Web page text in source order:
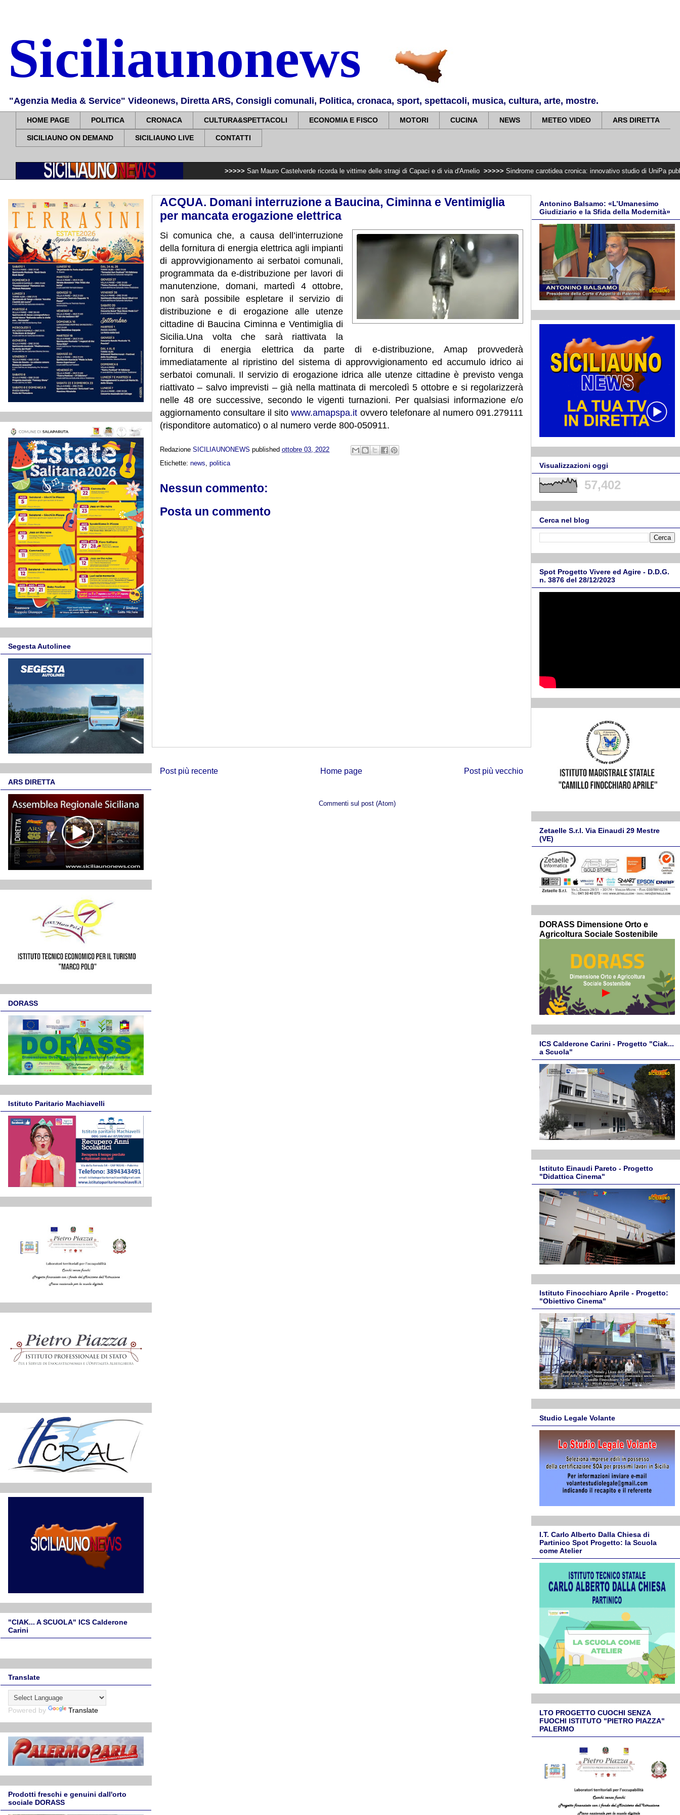
Siciliaunonews
"Agenzia Media & Service" Videonews, Diretta ARS, Consigli comunali, Politica, cronaca, sport, spettacoli, musica, cultura, arte, mostre.
HOME PAGE POLITICA CRONACA CULTURA&SPETTACOLI ECONOMIA E FISCO MOTORI CUCINA NEWS METEO VIDEO ARS DIRETTA
SICILIAUNO ON DEMAND SICILIAUNO LIVE CONTATTI
San Mauro Castelverde ricorda le vittime delle stragi di Capaci e di via d'Amelio >>>>> Sindrome carotidea cronica: innovativo studio di UniPa pubblicato sulla
ACQUA. Domani interruzione a Baucina, Ciminna e Ventimiglia
per mancata erogazione elettrica
Si comunica che, a causa dell’interruzione
della fornitura di energia elettrica agli impianti
di approvvigionamento ai serbatoi comunali,
programmata da e-distribuzione per lavori di
manutenzione, domani, martedì 4 ottobre,
non sarà possibile espletare il servizio di
distribuzione e di erogazione alle utenze
cittadine di Baucina Ciminna e Ventimiglia di
Sicilia.Una volta che sarà riattivata la
fornitura di energia elettrica da parte di e-distribuzione, Amap provvederà
immediatamente al ripristino del sistema di approvvigionamento ed accumulo idrico ai
serbatoi comunali. Il servizio di erogazione idrica alle utenze cittadine è previsto venga
riattivato – salvo imprevisti – già nella mattinata di mercoledì 5 ottobre e si regolarizzerà
nelle 48 ore successive, secondo le vigenti turnazioni. Per qualsiasi informazione e/o
aggiornamento consultare il sitowww.amapspa.it ovvero telefonare al numero 091.279111
(risponditore automatico) o al numero verde 800-050911.
Redazione SICILIAUNONEWS published ottobre 03, 2022
Etichette: news politica
Nessun commento:
Posta un commento
Post più recente Post più vecchio
Home page
Commenti sul post (Atom)
Segesta Autolinee
ARS DIRETTA
DORASS
Istituto Paritario Machiavelli
"CIAK... A SCUOLA" ICS Calderone
Carini
Translate
Powered by Translate
Prodotti freschi e genuini dall'orto
sociale DORASS
Antonino Balsamo: «L’Umanesimo
Giudiziario e la Sfida della Modernità»
Visualizzazioni oggi
57,402
Cerca nel blog
Spot Progetto Vivere ed Agire - D.D.G.
n. 3876 del 28/12/2023
Zetaelle S.r.l. Via Einaudi 29 Mestre
(VE)
DORASS Dimensione Orto e
Agricoltura Sociale Sostenibile
ICS Calderone Carini - Progetto "Ciak...
a Scuola"
Istituto Einaudi Pareto - Progetto
"Didattica Cinema"
Istituto Finocchiaro Aprile - Progetto:
"Obiettivo Cinema"
Studio Legale Volante
I.T. Carlo Alberto Dalla Chiesa di
Partinico Spot Progetto: la Scuola
come Atelier
LTO PROGETTO CUOCHI SENZA
FUOCHI ISTITUTO "PIETRO PIAZZA"
PALERMO